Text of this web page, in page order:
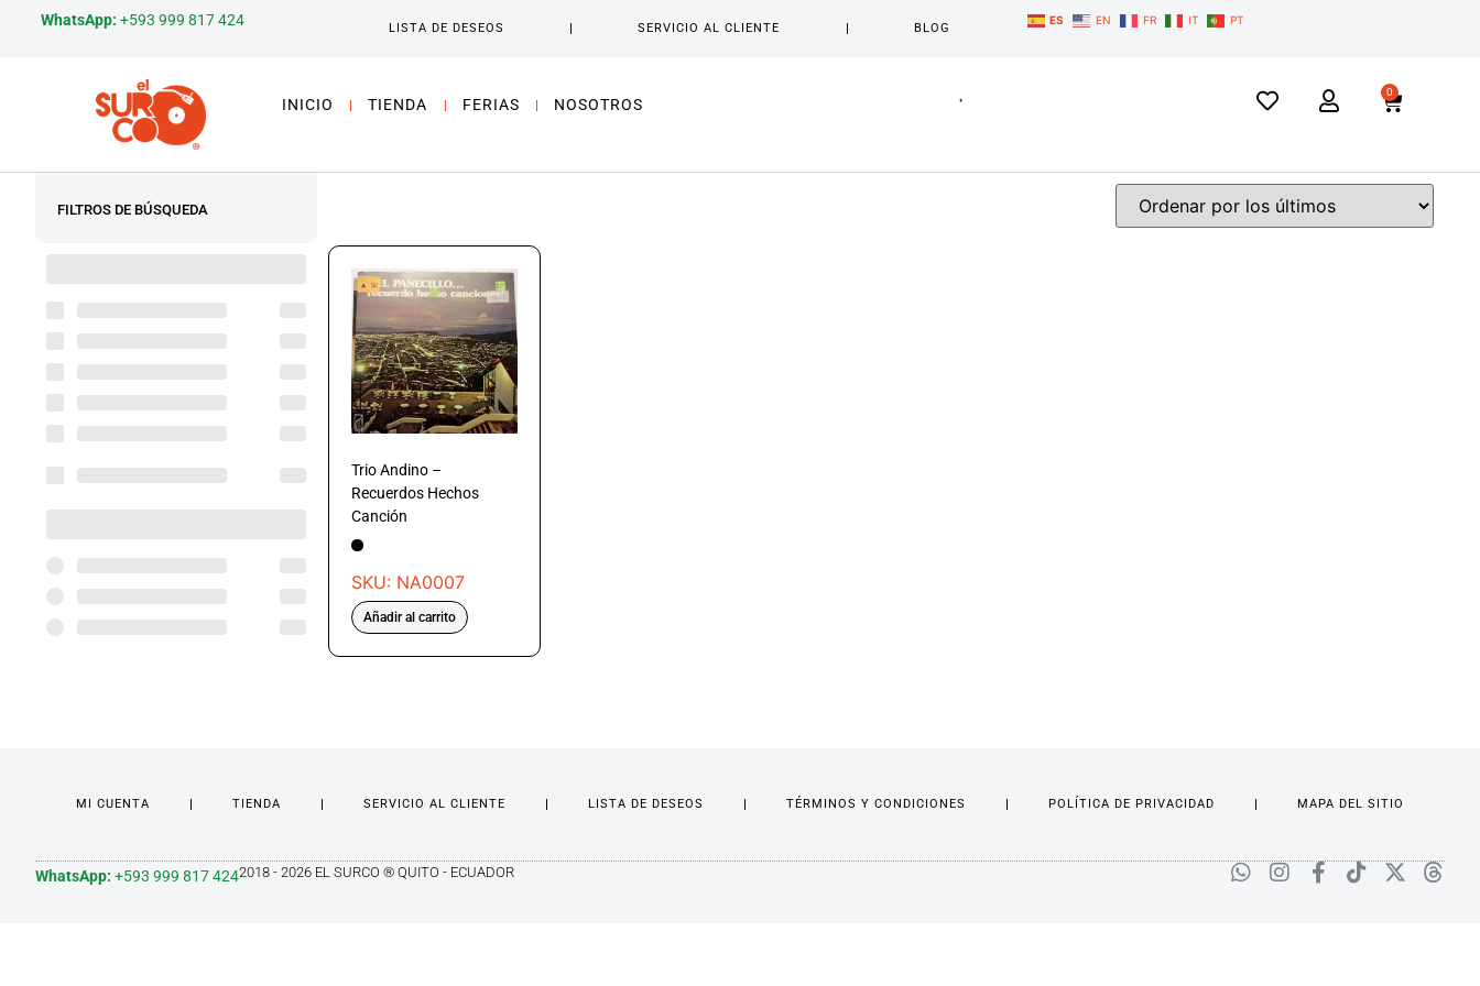
WhatsApp: +593 999 817 424 LISTA DE DESEOS SERVICIO AL CLIENTE BLOG
ES EN FR IT PT
INICIO TIENDA FERIAS NOSOTROS
0
FILTROS DE BÚSQUEDA
Trio Andino –
Recuerdos Hechos
Canción
SKU: NA0007
Añadir al carrito
MI CUENTA TIENDA SERVICIO AL CLIENTE LISTA DE DESEOS TÉRMINOS Y CONDICIONES POLÍTICA DE PRIVACIDAD MAPA DEL SITIO
WhatsApp: +593 999 817 4242018 - 2026 EL SURCO ® QUITO - ECUADOR